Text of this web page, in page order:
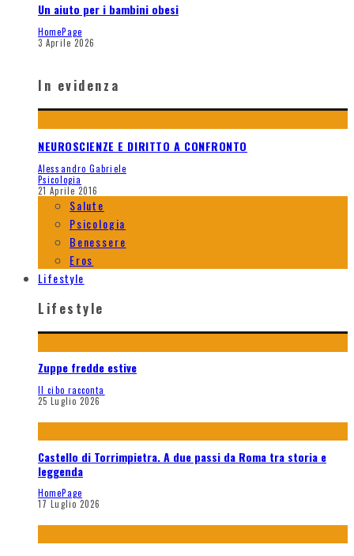
Un aiuto per i bambini obesi
HomePage
3 Aprile 2026
In evidenza
NEUROSCIENZE E DIRITTO A CONFRONTO
Alessandro Gabriele
Psicologia
21 Aprile 2016
Salute
Psicologia
Benessere
Eros
Lifestyle
Lifestyle
Zuppe fredde estive
Il cibo racconta
25 Luglio 2026
Castello di Torrimpietra. A due passi da Roma tra storia e
leggenda
HomePage
17 Luglio 2026